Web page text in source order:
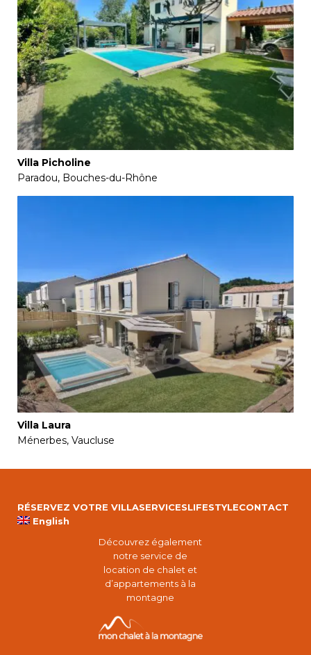
Villa Picholine
Paradou, Bouches-du-Rhône
Villa Laura
Ménerbes, Vaucluse
RÉSERVEZ VOTRE VILLASERVICESLIFESTYLECONTACT
English
Découvrez également
notre service de
location de chalet et
d’appartements à la
montagne